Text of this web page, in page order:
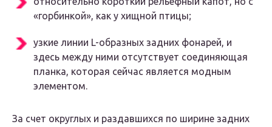
«горбинкой», как у хищной птицы;
узкие линии L-образных задних фонарей, и
здесь между ними отсутствует соединяющая
планка, которая сейчас является модным
элементом.
За счет округлых и раздавшихся по ширине задних